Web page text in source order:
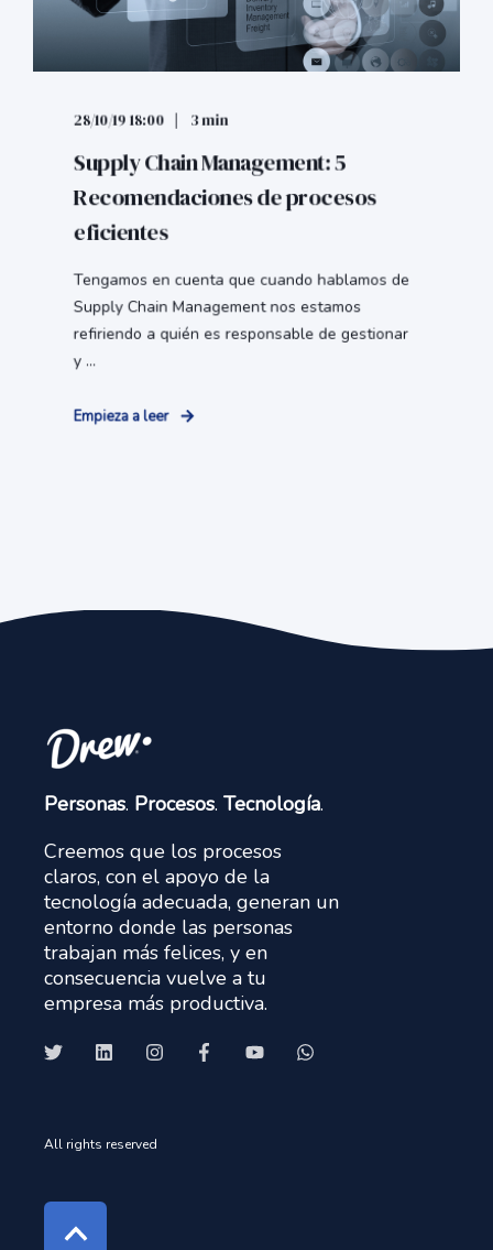
28/10/19 18:00 3 min
Supply Chain Management: 5
Recomendaciones de procesos
eficientes
Tengamos en cuenta que cuando hablamos de
Supply Chain Management nos estamos
refiriendo a quién es responsable de gestionar
y ...
Empieza a leer
Personas. Procesos. Tecnología.
Creemos que los procesos
claros, con el apoyo de la
tecnología adecuada, generan un
entorno donde las personas
trabajan más felices, y en
consecuencia vuelve a tu
empresa más productiva.
All rights reserved